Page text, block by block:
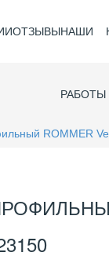
ОТЗЫВЫНАШИ
РАБОТЫ
ROMMER